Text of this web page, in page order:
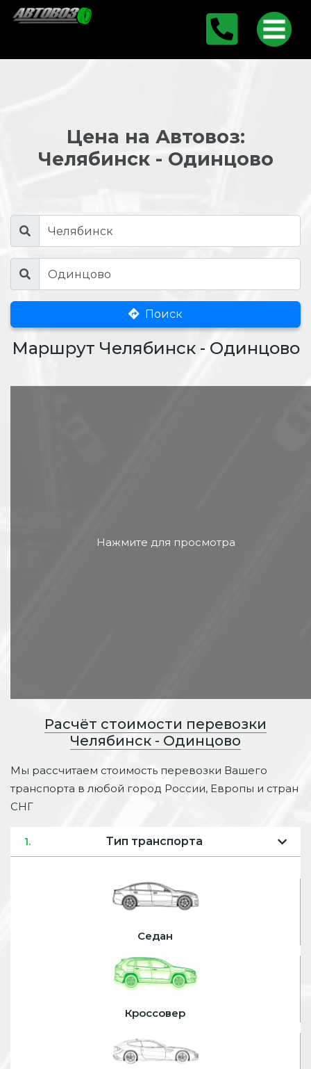
Цена на Автовоз:
Челябинск - Одинцово
Поиск
Маршрут Челябинск - Одинцово
Расчёт стоимости перевозки
Челябинск - Одинцово
Мы рассчитаем стоимость перевозки Вашего
транспорта в любой город России, Европы и стран
СНГ
1. Тип транспорта
Седан
Кроссовер